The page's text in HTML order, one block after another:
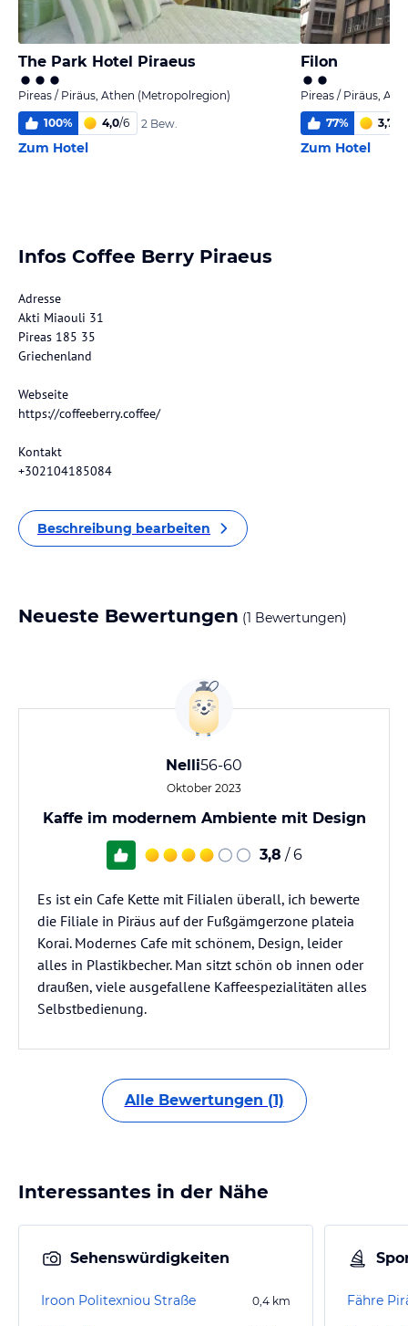
The Park Hotel Piraeus
Pireas / Piräus, Athen (Metropolregion)
100% 4,0/6 2 Bew.
Zum Hotel
Filon
Pireas / Piräus,
77% 3,7
Zum Hotel
Infos Coffee Berry Piraeus
Adresse
Akti Miaouli 31
Pireas 185 35
Griechenland
Webseite
https://coffeeberry.coffee/
Kontakt
+302104185084
Beschreibung bearbeiten
Neueste Bewertungen (1 Bewertungen)
Nelli56-60
Oktober 2023
Kaffe im modernem Ambiente mit Design
3,8 / 6
Es ist ein Cafe Kette mit Filialen überall, ich bewerte
die Filiale in Piräus auf der Fußgämgerzone plateia
Korai. Modernes Cafe mit schönem, Design, leider
alles in Plastikbecher. Man sitzt schön ob innen oder
draußen, viele ausgefallene Kaffeespezialitäten alles
Selbstbedienung.
Alle Bewertungen (1)
Interessantes in der Nähe
Sehenswürdigkeiten
Iroon Politexniou Straße 0,4 km Fähre